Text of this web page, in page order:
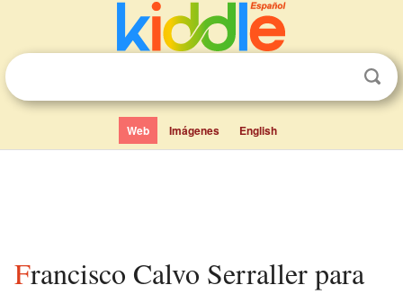
Web Imágenes English
Francisco Calvo Serraller para